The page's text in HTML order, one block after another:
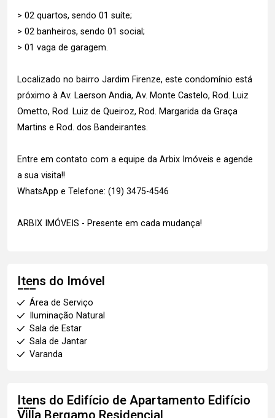
> 02 quartos, sendo 01 suíte;
> 02 banheiros, sendo 01 social;
> 01 vaga de garagem.
Localizado no bairro Jardim Firenze, este condomínio está
próximo à Av. Laerson Andia, Av. Monte Castelo, Rod. Luiz
Ometto, Rod. Luiz de Queiroz, Rod. Margarida da Graça
Martins e Rod. dos Bandeirantes.
Entre em contato com a equipe da Arbix Imóveis e agende
a sua visita!!
WhatsApp e Telefone: (19) 3475-4546
ARBIX IMÓVEIS - Presente em cada mudança!
Itens do Imóvel
Área de Serviço
Iluminação Natural
Sala de Estar
Sala de Jantar
Varanda
Itens do Edifício de Apartamento Edifício
Villa Bergamo Residencial